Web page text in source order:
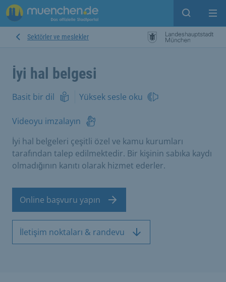
Open
Sektörler ve meslekler
İyi hal belgesi
Basit bir dil Yüksek sesle oku
Videoyu imzalayın
İyi hal belgeleri çeşitli özel ve kamu kurumları
tarafından talep edilmektedir. Bir kişinin sabıka kaydı
olmadığının kanıtı olarak hizmet ederler.
Online başvuru yapın
İletişim noktaları & randevu